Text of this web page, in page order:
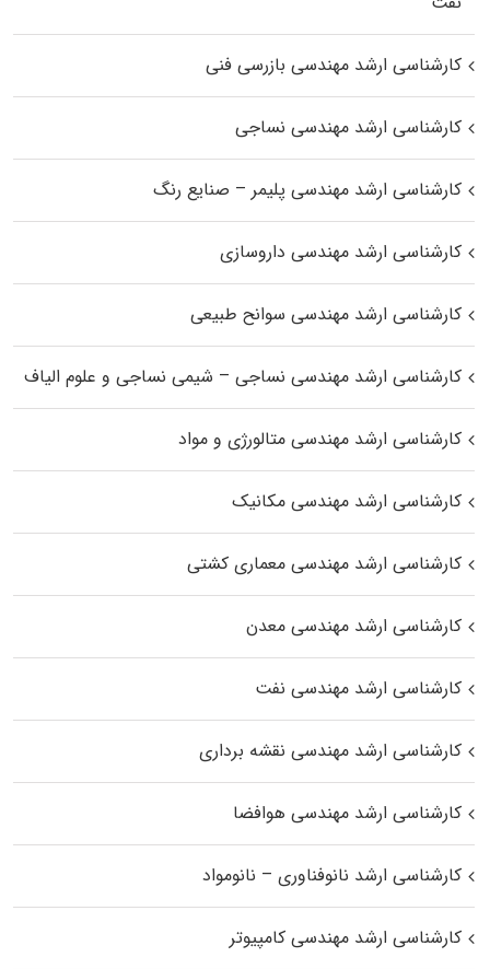
کارشناسی ارشد مهندسی بازرسی فنی
کارشناسی ارشد مهندسی نساجی
کارشناسی ارشد مهندسی پلیمر – صنایع رنگ
کارشناسی ارشد مهندسی داروسازی
کارشناسی ارشد مهندسی سوانح طبیعی
کارشناسی ارشد مهندسی نساجی – شیمی نساجی و علوم الیاف
کارشناسی ارشد مهندسی متالورژی و مواد
کارشناسی ارشد مهندسی مکانیک
کارشناسی ارشد مهندسی معماری کشتی
کارشناسی ارشد مهندسی معدن
کارشناسی ارشد مهندسی نفت
کارشناسی ارشد مهندسی نقشه برداری
کارشناسی ارشد مهندسی هوافضا
کارشناسی ارشد نانوفناوری – نانومواد
کارشناسی ارشد مهندسی کامپیوتر